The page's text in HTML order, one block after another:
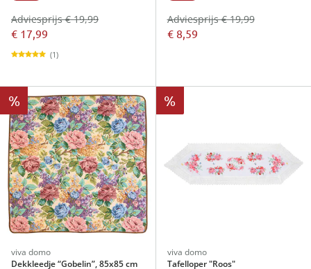
€ 17,99
Adviesprijs € 19,99
(1)
€ 8,59
Adviesprijs € 19,99
%
viva domo
Dekkleedje “Gobelin”, 85x85 cm
%
viva domo
Tafelloper "Roos"